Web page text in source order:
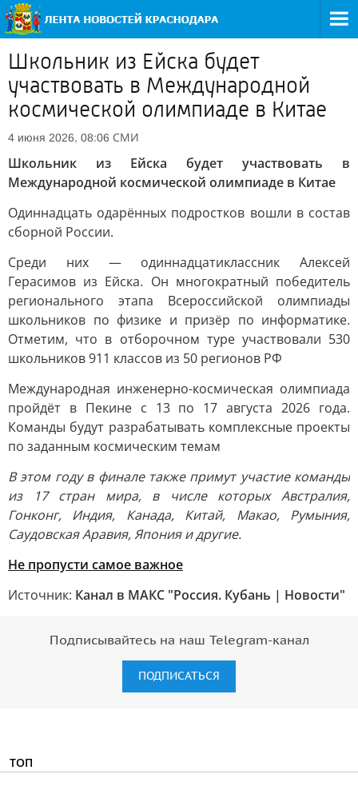
Школьник из Ейска будет
участвовать в Международной
космической олимпиаде в Китае
4 июня 2026, 08:06 СМИ
Школьник из Ейска будет участвовать в
Международной космической олимпиаде в Китае
Одиннадцать одарённых подростков вошли в состав
сборной России.
Среди них — одиннадцатиклассник Алексей
Герасимов из Ейска. Он многократный победитель
регионального этапа Всероссийской олимпиады
школьников по физике и призёр по информатике.
Отметим, что в отборочном туре участвовали 530
школьников 911 классов из 50 регионов РФ
Международная инженерно-космическая олимпиада
пройдёт в Пекине с 13 по 17 августа 2026 года.
Команды будут разрабатывать комплексные проекты
по заданным космическим темам
В этом году в финале также примут участие команды
из 17 стран мира, в числе которых Австралия,
Гонконг, Индия, Канада, Китай, Макао, Румыния,
Саудовская Аравия, Япония и другие.
Не пропусти самое важное
Источник: Канал в МАКС "Россия. Кубань | Новости"
Подписывайтесь на наш Telegram-канал
ПОДПИСАТЬСЯ
ТОП